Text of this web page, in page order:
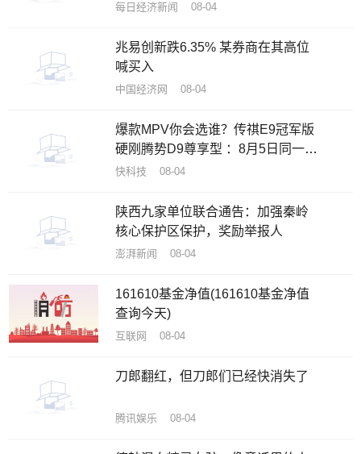
商
每日经济新闻 08-04
兆易创新跌6.35% 某券商在其高位
喊买入
中国经济网 08-04
爆款MPV你会选谁？传祺E9冠军版
硬刚腾势D9尊享型 ：8月5日同一天
上市
快科技 08-04
陕西九家单位联合通告：加强秦岭
核心保护区保护，奖励举报人
澎湃新闻 08-04
161610基金净值(161610基金净值
查询今天)
互联网 08-04
刀郎翻红，但刀郎们已经快消失了
腾讯娱乐 08-04